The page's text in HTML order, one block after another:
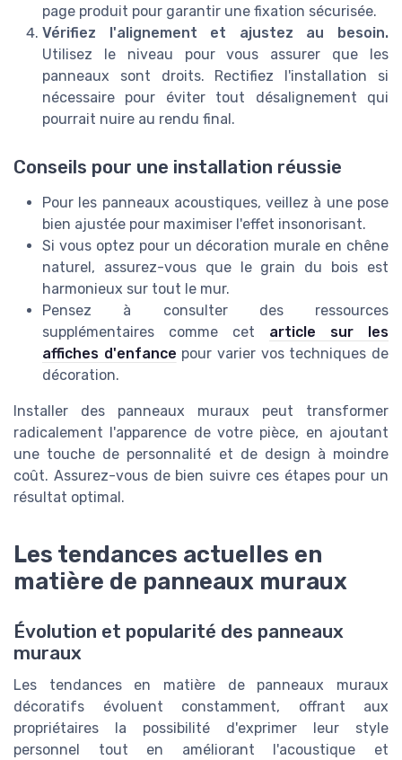
page produit pour garantir une fixation sécurisée.
Vérifiez l'alignement et ajustez au besoin.
Utilisez le niveau pour vous assurer que les
panneaux sont droits. Rectifiez l'installation si
nécessaire pour éviter tout désalignement qui
pourrait nuire au rendu final.
Conseils pour une installation réussie
Pour les panneaux acoustiques, veillez à une pose
bien ajustée pour maximiser l'effet insonorisant.
Si vous optez pour un décoration murale en chêne
naturel, assurez-vous que le grain du bois est
harmonieux sur tout le mur.
Pensez à consulter des ressources
supplémentaires comme cet article sur les
affiches d'enfance pour varier vos techniques de
décoration.
Installer des panneaux muraux peut transformer
radicalement l'apparence de votre pièce, en ajoutant
une touche de personnalité et de design à moindre
coût. Assurez-vous de bien suivre ces étapes pour un
résultat optimal.
Les tendances actuelles en
matière de panneaux muraux
Évolution et popularité des panneaux
muraux
Les tendances en matière de panneaux muraux
décoratifs évoluent constamment, offrant aux
propriétaires la possibilité d'exprimer leur style
personnel tout en améliorant l'acoustique et